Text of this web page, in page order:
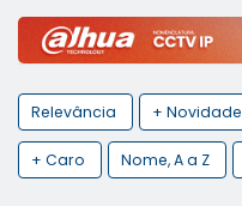
Relevância + Novidade
+ Caro Nome, A a Z